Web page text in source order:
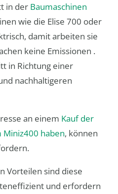
in der Baumaschinen
wie die Elise 700 oder
damit arbeiten sie
keine Emissionen .
in Richtung einer
nachhaltigeren
an einem Kauf der
Miniz400 haben, können
Vorteilen sind diese
und erfordern